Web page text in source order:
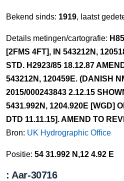
Bekend sinds: 1919, laatst
Details metingen/cartografie:
[2FMS 4FT], IN 543212N,
STD. H2923/85 18.12.87
543212N, 120459E. (DANISH
2015/000243843 2.12.15
5431.992N, 1204.920E [WGD]
DTD 11.11.15]. AMEND TO
Bron: UK Hydrographic Office
Positie: 54 31.992 N,12 4.92 E
: Aar-30716